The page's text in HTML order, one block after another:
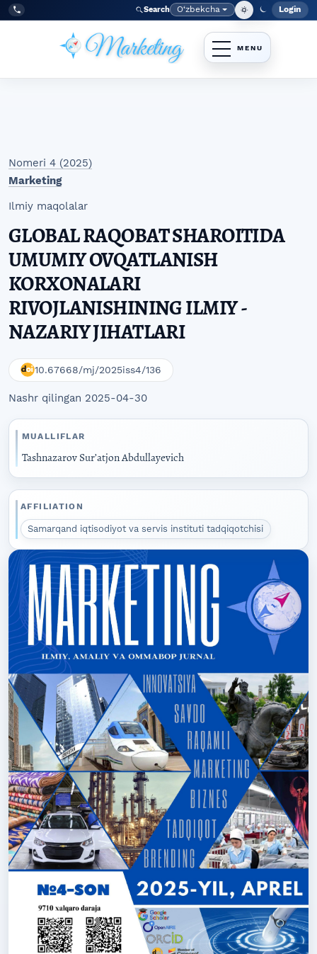
Skip to main navigation menu
Skip to main content
Skip to site footer
Tel:
+998977838464 Search Language
O‘zbekcha Login
Nomeri 4 (2025)
Marketing
Ilmiy maqolalar
GLOBAL RAQOBAT SHAROITIDA
UMUMIY OVQATLANISH
KORXONALARI
RIVOJLANISHINING ILMIY -
NAZARIY JIHATLARI
10.67668/mj/2025iss4/136
Nashr qilingan 2025-04-30
MUALLIFLAR
Tashnazarov Surʼatjon Abdullayevich
AFFILIATION
Samarqand iqtisodiyot va servis instituti tadqiqotchisi